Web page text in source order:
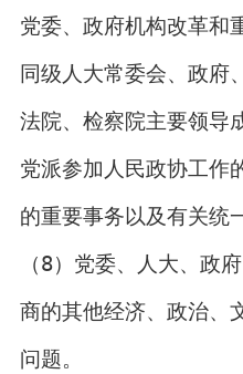
党委、政府机构改革和
同级人大常委会、政府
法院、检察院主要领导
党派参加人民政协工作
的重要事务以及有关统
（8）党委、人大、政
商的其他经济、政治、
问题。